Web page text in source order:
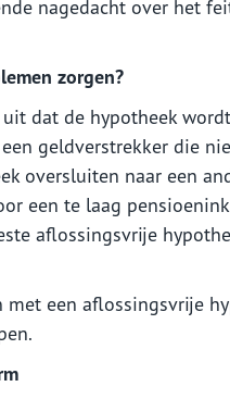
nagedacht over het
zorgen?
dat de hypotheek
geldverstrekker die
oversluiten naar een
een te laag
aflossingsvrije
een aflossingsvrije